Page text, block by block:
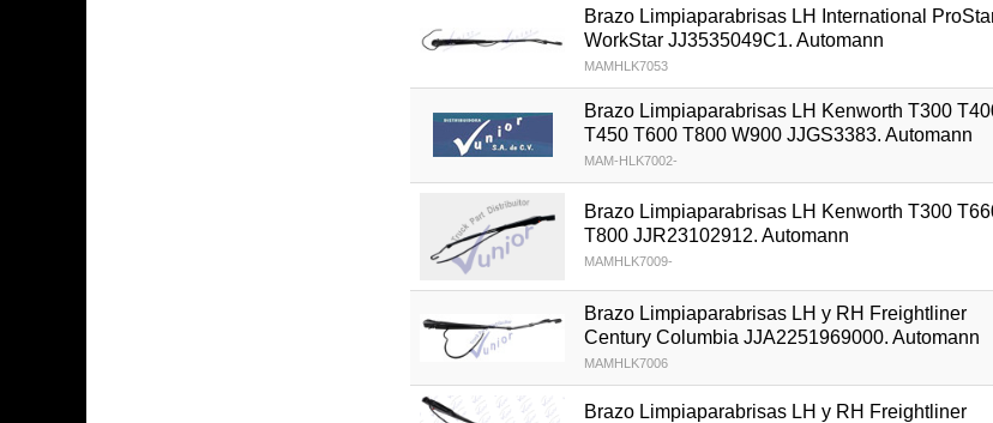
Brazo Limpiaparabrisas LH International
WorkStar JJ3535049C1. Automann
MAMHLK7053
Brazo Limpiaparabrisas LH Kenworth T300
T450 T600 T800 W900 JJGS3383. Automann
MAM-HLK7002-
Brazo Limpiaparabrisas LH Kenworth T300
T800 JJR23102912. Automann
MAMHLK7009-
Brazo Limpiaparabrisas LH y RH Freightliner
Century Columbia JJA2251969000. Automann
MAMHLK7006
Brazo Limpiaparabrisas LH y RH Freightliner